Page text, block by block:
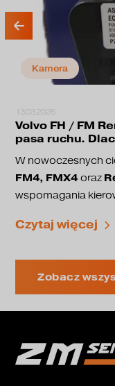
Kamera
13.03.2026
Volvo FH / FM
pasa ruchu.
W nowoczesnych
FM4, FMX4 oraz
wspomagania
za:
adaptacyjny
się problem, w
Po pojawieniu się
bezpieczeństwa
Czytaj więcej
Zobacz